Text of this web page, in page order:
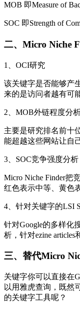
MOB 即Measure of
SOC 即Strength of
二、Micro Niche
1、OCI研究
该关键字是否能够产
来的是访问者越有可
2、MOB外链程度分
主要是研究排名前十
能超越这些网站让自
3、SOC竞争强度分析
Micro Niche Finder把
红色表示中等、黄色
4、针对关键字的LSI
针对Google的多样化
析，针对ezine articles
三、替代Micro
关键字你可以直接在
以用雅虎查询，既然
的关键字工具呢？